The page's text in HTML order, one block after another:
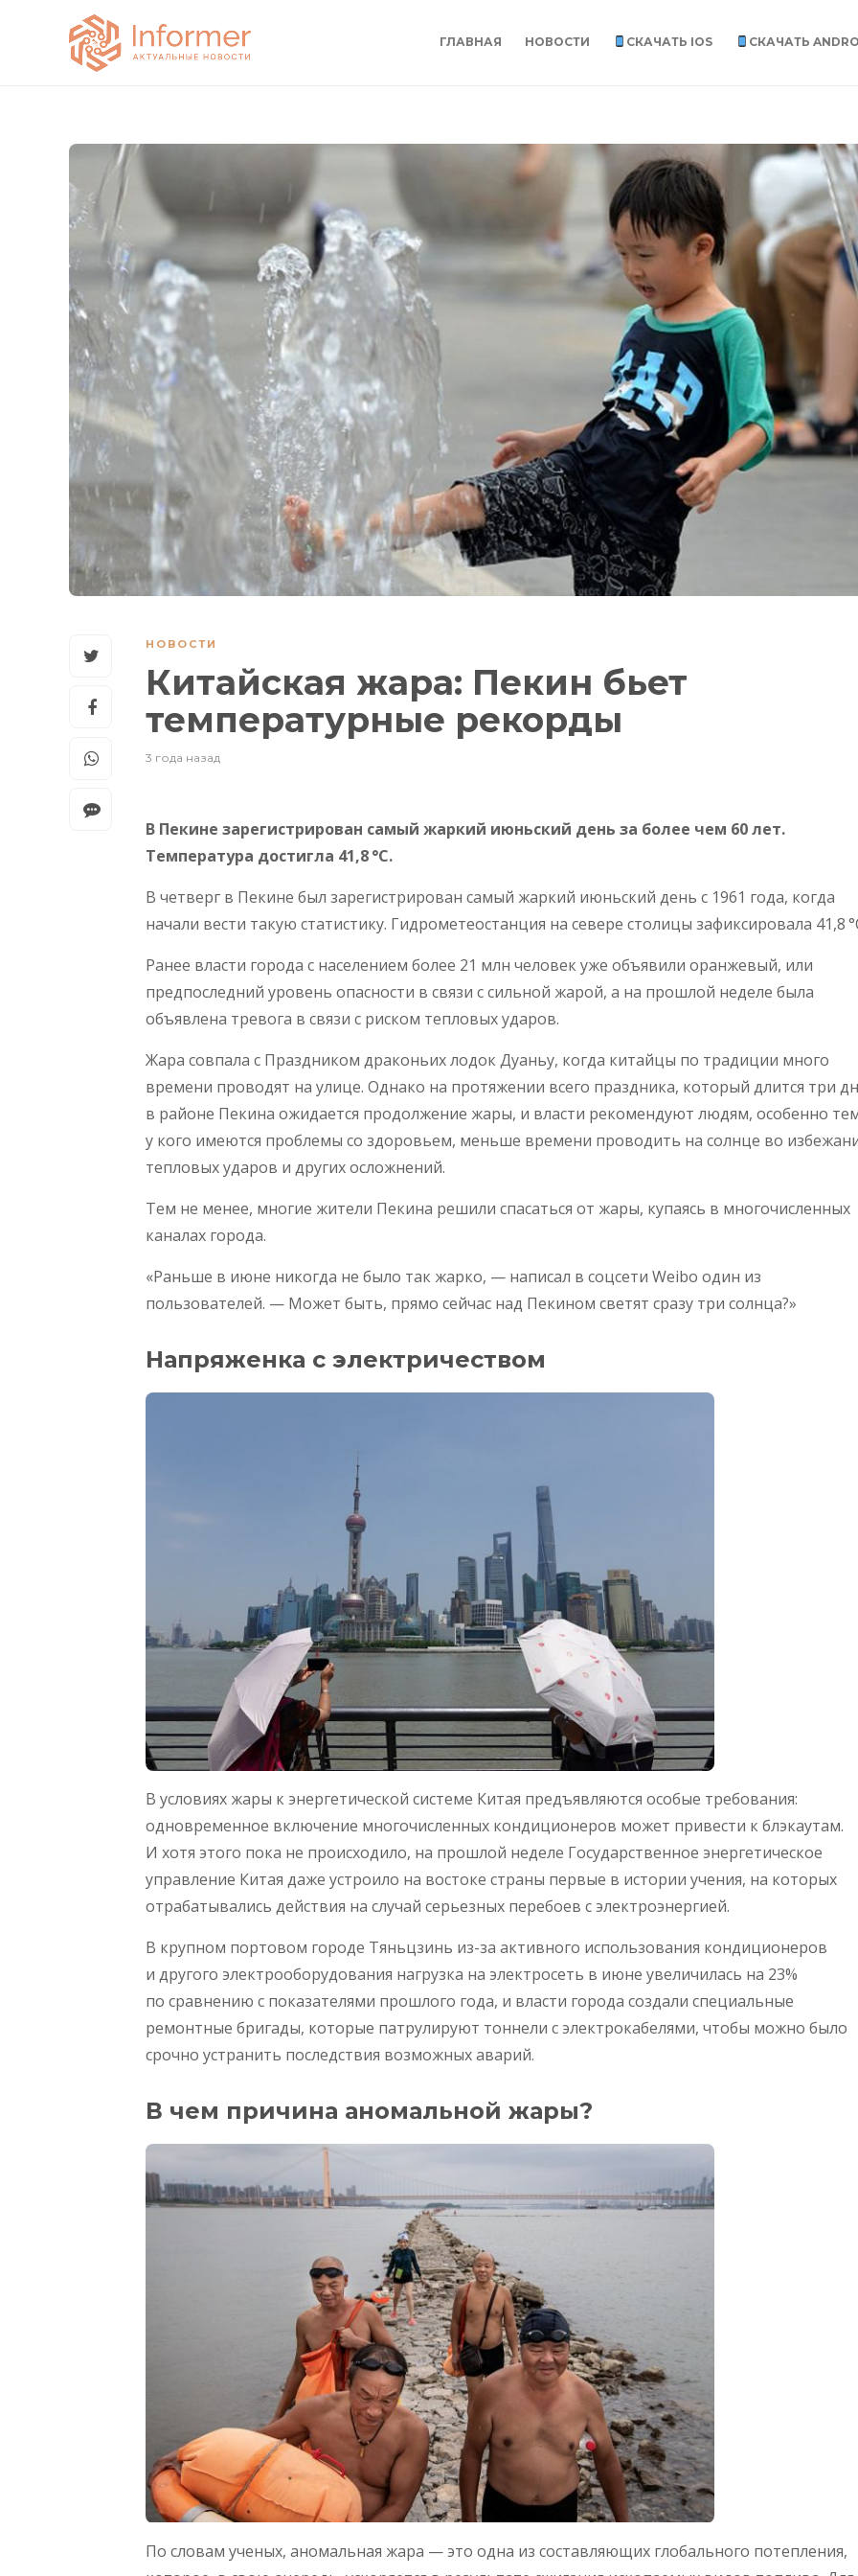
ГЛАВНАЯ НОВОСТИ СКАЧАТЬ IOS СКАЧАТЬ
НОВОСТИ
Китайская жара: Пекин бьет
температурные рекорды
3 года назад
В Пекине зарегистрирован самый жаркий июньский день за более чем 60 лет.
Температура достигла 41,8 °C.
В четверг в Пекине был зарегистрирован самый жаркий июньский день с 1961 года, когда
начали вести такую статистику. Гидрометеостанция на севере столицы зафиксировала 41,8
Ранее власти города с населением более 21 млн человек уже объявили оранжевый, или
предпоследний уровень опасности в связи с сильной жарой, а на прошлой неделе была
объявлена тревога в связи с риском тепловых ударов.
Жара совпала с Праздником драконьих лодок Дуаньу, когда китайцы по традиции много
времени проводят на улице. Однако на протяжении всего праздника, который длится три
в районе Пекина ожидается продолжение жары, и власти рекомендуют людям, особенно
у кого имеются проблемы со здоровьем, меньше времени проводить на солнце во
тепловых ударов и других осложнений.
Тем не менее, многие жители Пекина решили спасаться от жары, купаясь в многочисленных
каналах города.
«Раньше в июне никогда не было так жарко, — написал в соцсети Weibo один из
пользователей. — Может быть, прямо сейчас над Пекином светят сразу три солнца?»
Напряженка с электричеством
В условиях жары к энергетической системе Китая предъявляются особые требования:
одновременное включение многочисленных кондиционеров может привести к блэкаутам.
И хотя этого пока не происходило, на прошлой неделе Государственное энергетическое
управление Китая даже устроило на востоке страны первые в истории учения, на которых
отрабатывались действия на случай серьезных перебоев с электроэнергией.
В крупном портовом городе Тяньцзинь из-за активного использования кондиционеров
и другого электрооборудования нагрузка на электросеть в июне увеличилась на 23%
по сравнению с показателями прошлого года, и власти города создали специальные
ремонтные бригады, которые патрулируют тоннели с электрокабелями, чтобы можно было
срочно устранить последствия возможных аварий.
В чем причина аномальной жары?
По словам ученых, аномальная жара — это одна из составляющих глобального потепления,